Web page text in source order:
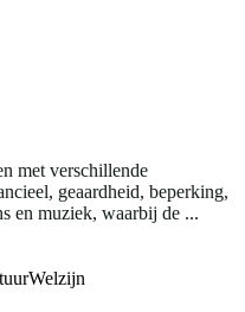
met verschillende
geaardheid, beperking,
en muziek, waarbij de ...
Welzijn